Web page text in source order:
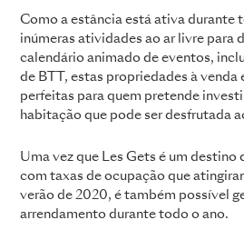
Como a estância está ativa durante
inúmeras atividades ao ar livre para
calendário animado de eventos,
de BTT, estas propriedades à venda
perfeitas para quem pretende
habitação que pode ser desfrutada
Uma vez que Les Gets é um destino
com taxas de ocupação que
verão de 2020, é também possível
arrendamento durante todo o ano.